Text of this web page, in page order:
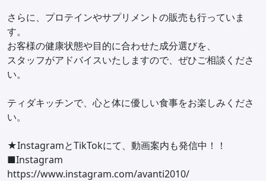
さらに、プロテインやサプリメントの販売も行っていま
す。
お客様の健康状態や目的に合わせた成分選びを、
スタッフがアドバイスいたしますので、ぜひご相談くださ
い。
ティダキッチンで、心と体に優しい食事をお楽しみくださ
い。
★InstagramとTikTokにて、動画案内も発信中！！
■Instagram
https://www.instagram.com/avanti2010/